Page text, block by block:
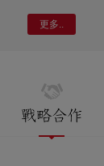
更多..